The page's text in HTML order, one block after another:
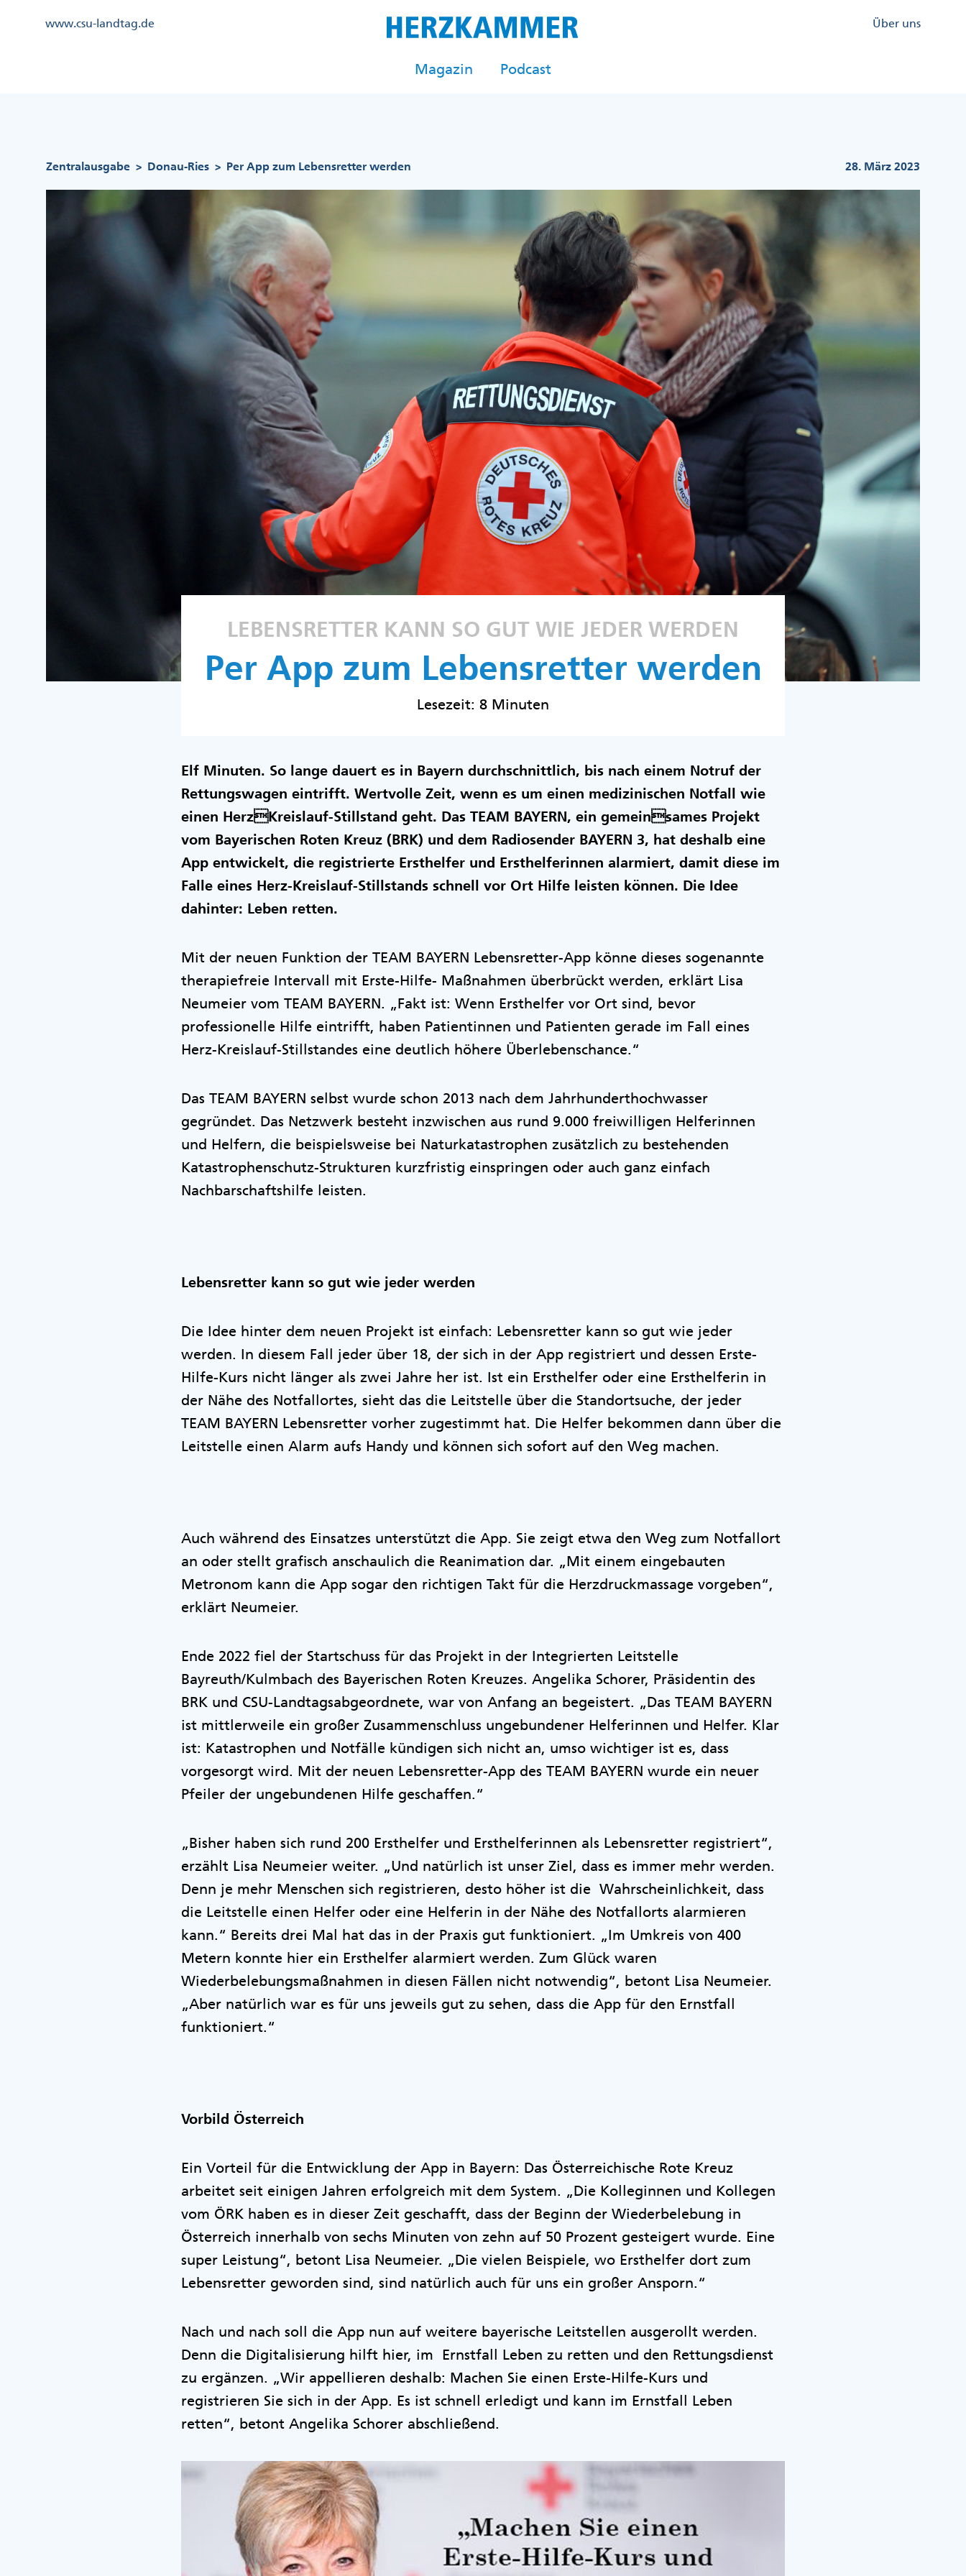
Kopfzeile
www.csu-landtag.de
Kopfzeile
Über uns
Magazin Podcast
Zentralausgabe > Donau-Ries > Per App zum Lebensretter werden 28. März 2023
LEBENSRETTER KANN SO GUT WIE JEDER WERDEN
Per App zum Lebensretter werden
Lesezeit: 8 Minuten
Elf Minuten. So lange dauert es in Bayern durchschnittlich, bis nach einem Notruf der
Rettungswagen eintrifft. Wertvolle Zeit, wenn es um einen medizinischen Notfall wie
einen HerzKreislauf-Stillstand geht. Das TEAM BAYERN, ein gemeinsames Projekt
vom Bayerischen Roten Kreuz (BRK) und dem Radiosender BAYERN 3, hat deshalb eine
App entwickelt, die registrierte Ersthelfer und Ersthelferinnen alarmiert, damit diese im
Falle eines Herz-Kreislauf-Stillstands schnell vor Ort Hilfe leisten können. Die Idee
dahinter: Leben retten.
Mit der neuen Funktion der TEAM BAYERN Lebensretter-App könne dieses sogenannte
therapiefreie Intervall mit Erste-Hilfe- Maßnahmen überbrückt werden, erklärt Lisa
Neumeier vom TEAM BAYERN. „Fakt ist: Wenn Ersthelfer vor Ort sind, bevor
professionelle Hilfe eintrifft, haben Patientinnen und Patienten gerade im Fall eines
Herz-Kreislauf-Stillstandes eine deutlich höhere Überlebenschance.“
Das TEAM BAYERN selbst wurde schon 2013 nach dem Jahrhunderthochwasser
gegründet. Das Netzwerk besteht inzwischen aus rund 9.000 freiwilligen Helferinnen
und Helfern, die beispielsweise bei Naturkatastrophen zusätzlich zu bestehenden
Katastrophenschutz-Strukturen kurzfristig einspringen oder auch ganz einfach
Nachbarschaftshilfe leisten.
Lebensretter kann so gut wie jeder werden
Die Idee hinter dem neuen Projekt ist einfach: Lebensretter kann so gut wie jeder
werden. In diesem Fall jeder über 18, der sich in der App registriert und dessen Erste-
Hilfe-Kurs nicht länger als zwei Jahre her ist. Ist ein Ersthelfer oder eine Ersthelferin in
der Nähe des Notfallortes, sieht das die Leitstelle über die Standortsuche, der jeder
TEAM BAYERN Lebensretter vorher zugestimmt hat. Die Helfer bekommen dann über die
Leitstelle einen Alarm aufs Handy und können sich sofort auf den Weg machen.
Auch während des Einsatzes unterstützt die App. Sie zeigt etwa den Weg zum Notfallort
an oder stellt grafisch anschaulich die Reanimation dar. „Mit einem eingebauten
Metronom kann die App sogar den richtigen Takt für die Herzdruckmassage vorgeben“,
erklärt Neumeier.
Ende 2022 fiel der Startschuss für das Projekt in der Integrierten Leitstelle
Bayreuth/Kulmbach des Bayerischen Roten Kreuzes. Angelika Schorer, Präsidentin des
BRK und CSU-Landtagsabgeordnete, war von Anfang an begeistert. „Das TEAM BAYERN
ist mittlerweile ein großer Zusammenschluss ungebundener Helferinnen und Helfer. Klar
ist: Katastrophen und Notfälle kündigen sich nicht an, umso wichtiger ist es, dass
vorgesorgt wird. Mit der neuen Lebensretter-App des TEAM BAYERN wurde ein neuer
Pfeiler der ungebundenen Hilfe geschaffen.“
„Bisher haben sich rund 200 Ersthelfer und Ersthelferinnen als Lebensretter registriert“,
erzählt Lisa Neumeier weiter. „Und natürlich ist unser Ziel, dass es immer mehr werden.
Denn je mehr Menschen sich registrieren, desto höher ist die Wahrscheinlichkeit, dass
die Leitstelle einen Helfer oder eine Helferin in der Nähe des Notfallorts alarmieren
kann.“ Bereits drei Mal hat das in der Praxis gut funktioniert. „Im Umkreis von 400
Metern konnte hier ein Ersthelfer alarmiert werden. Zum Glück waren
Wiederbelebungsmaßnahmen in diesen Fällen nicht notwendig“, betont Lisa Neumeier.
„Aber natürlich war es für uns jeweils gut zu sehen, dass die App für den Ernstfall
funktioniert.“
Vorbild Österreich
Ein Vorteil für die Entwicklung der App in Bayern: Das Österreichische Rote Kreuz
arbeitet seit einigen Jahren erfolgreich mit dem System. „Die Kolleginnen und Kollegen
vom ÖRK haben es in dieser Zeit geschafft, dass der Beginn der Wiederbelebung in
Österreich innerhalb von sechs Minuten von zehn auf 50 Prozent gesteigert wurde. Eine
super Leistung“, betont Lisa Neumeier. „Die vielen Beispiele, wo Ersthelfer dort zum
Lebensretter geworden sind, sind natürlich auch für uns ein großer Ansporn.“
Nach und nach soll die App nun auf weitere bayerische Leitstellen ausgerollt werden.
Denn die Digitalisierung hilft hier, im Ernstfall Leben zu retten und den Rettungsdienst
zu ergänzen. „Wir appellieren deshalb: Machen Sie einen Erste-Hilfe-Kurs und
registrieren Sie sich in der App. Es ist schnell erledigt und kann im Ernstfall Leben
retten“, betont Angelika Schorer abschließend.